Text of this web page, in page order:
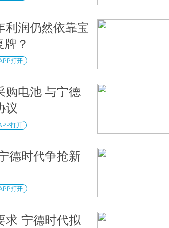
利润仍然依靠宝
？
打开
购电池 与宁德
议
打开
德时代争抢新
打开
求 宁德时代拟